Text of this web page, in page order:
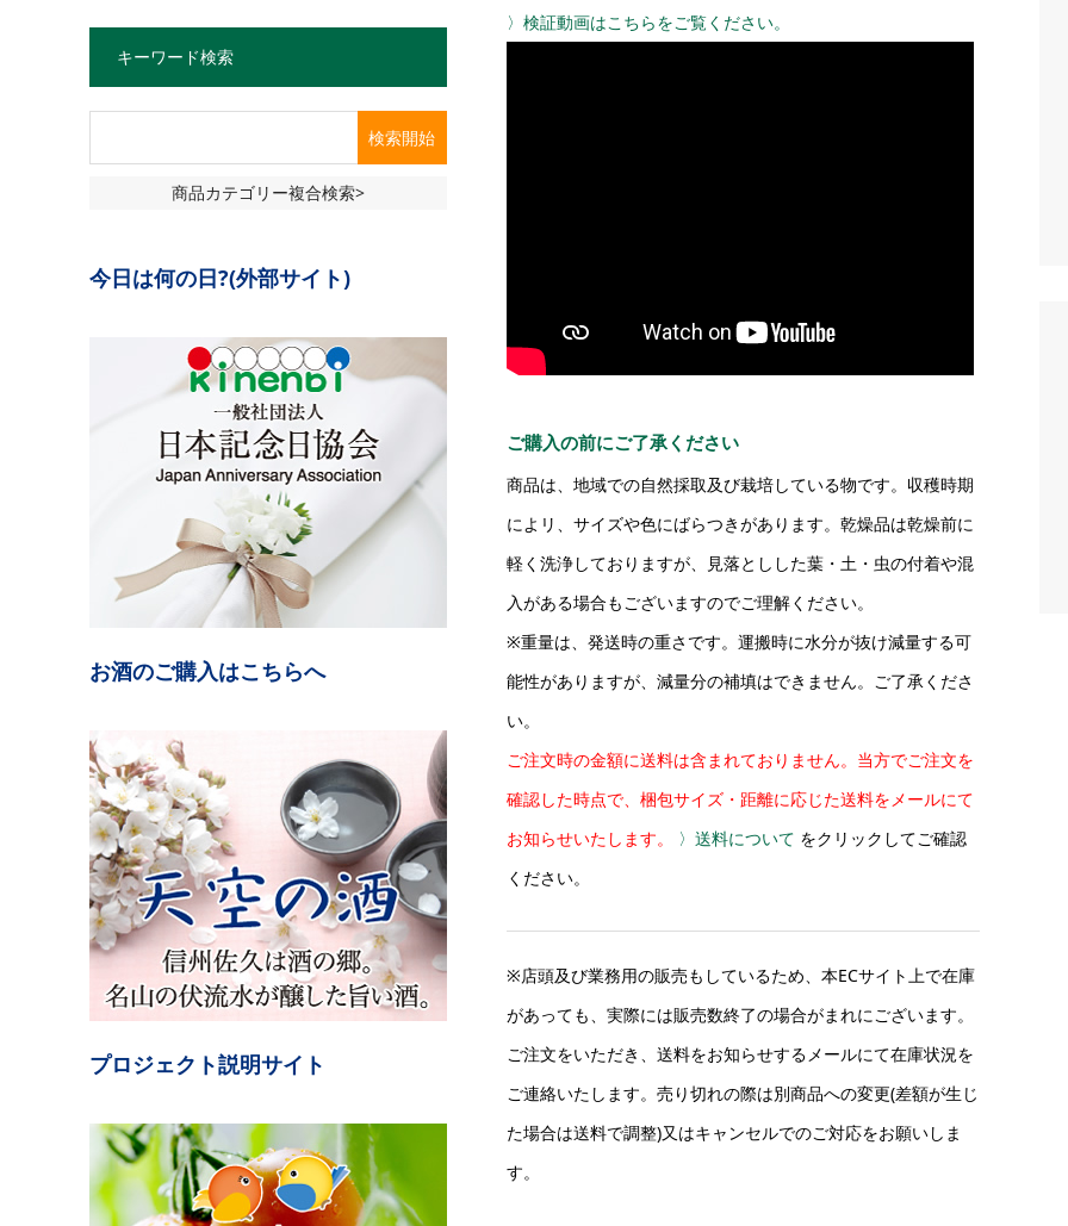
〉検証動画はこちらをご覧ください。
ご購入の前にご了承ください
商品は、地域での自然採取及び栽培している物です。収穫時期
によリ、サイズや色にばらつきがあります。乾燥品は乾燥前に
軽く洗浄しておりますが、見落としした葉・土・虫の付着や混
入がある場合もございますのでご理解ください。
※重量は、発送時の重さです。運搬時に水分が抜け減量する可
能性がありますが、減量分の補填はできません。ご了承くださ
い。
ご注文時の金額に送料は含まれておりません。当方でご注文を
確認した時点で、梱包サイズ・距離に応じた送料をメールにて
お知らせいたします。
〉送料について をクリックしてご確認
ください。
※店頭及び業務用の販売もしているため、本ECサイト上で在庫
があっても、実際には販売数終了の場合がまれにございます。
ご注文をいただき、送料をお知らせするメールにて在庫状況を
ご連絡いたします。売り切れの際は別商品への変更(差額が生じ
た場合は送料で調整)又はキャンセルでのご対応をお願いしま
す。
キーワード検索
商品カテゴリー複合検索>
今日は何の日?(外部サイト)
お酒のご購入はこちらへ
プロジェクト説明サイト